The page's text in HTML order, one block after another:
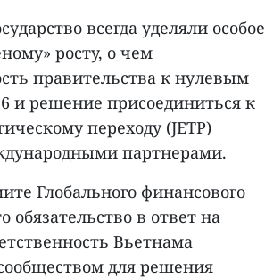
всегда уделяли особое
росту, о чем
правительства к нулевым
и решение присоединиться к
переходу (JETP)
партнерами.
Глобального финансового
в ответ на
Вьетнама
для решения